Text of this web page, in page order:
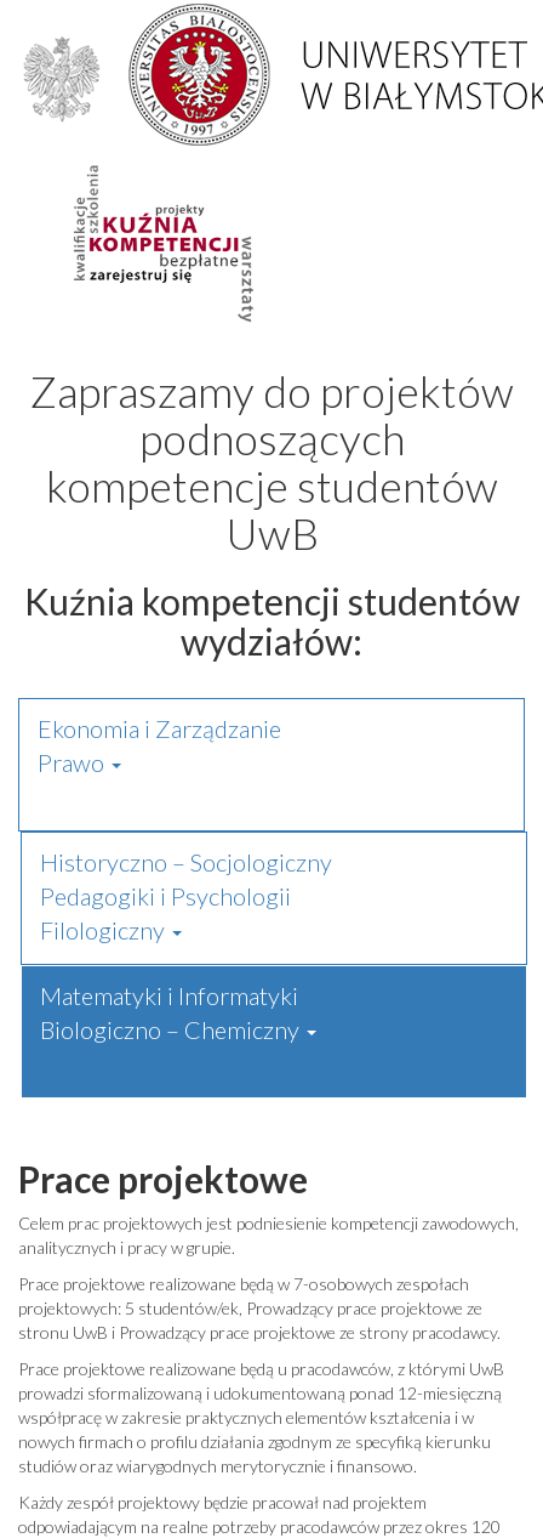
Zapraszamy do projektów
podnoszących
kompetencje studentów
UwB
Kuźnia kompetencji studentów
wydziałów:
Ekonomia i Zarządzanie
Prawo
Historyczno – Socjologiczny
Pedagogiki i Psychologii
Filologiczny
Matematyki i Informatyki
Biologiczno – Chemiczny
Prace projektowe
Celem prac projektowych jest podniesienie kompetencji zawodowych,
analitycznych i pracy w grupie.
Prace projektowe realizowane będą w 7-osobowych zespołach
projektowych: 5 studentów/ek, Prowadzący prace projektowe ze
stronu UwB i Prowadzący prace projektowe ze strony pracodawcy.
Prace projektowe realizowane będą u pracodawców, z którymi UwB
prowadzi sformalizowaną i udokumentowaną ponad 12-miesięczną
współpracę w zakresie praktycznych elementów kształcenia i w
nowych firmach o profilu działania zgodnym ze specyfiką kierunku
studiów oraz wiarygodnych merytorycznie i finansowo.
Każdy zespół projektowy będzie pracował nad projektem
odpowiadającym na realne potrzeby pracodawców przez okres 120